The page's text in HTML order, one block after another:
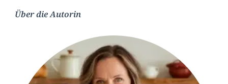
Über die Autorin